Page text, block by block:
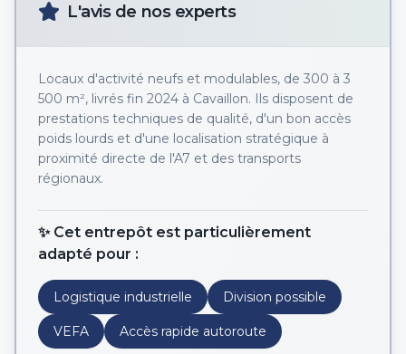
L'avis de nos experts
Locaux d'activité neufs et modulables, de 300 à 3
500 m², livrés fin 2024 à Cavaillon. Ils disposent de
prestations techniques de qualité, d'un bon accès
poids lourds et d'une localisation stratégique à
proximité directe de l'A7 et des transports
régionaux.
✨ Cet entrepôt est particulièrement
adapté pour :
Logistique industrielle Division possible
VEFA Accès rapide autoroute